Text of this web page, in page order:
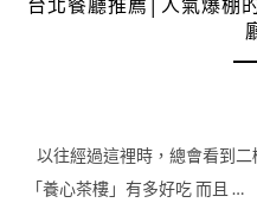
台北餐廳推薦│人氣爆棚
以往經過這裡時，總會看到
「養心茶樓」有多好吃 而且 …